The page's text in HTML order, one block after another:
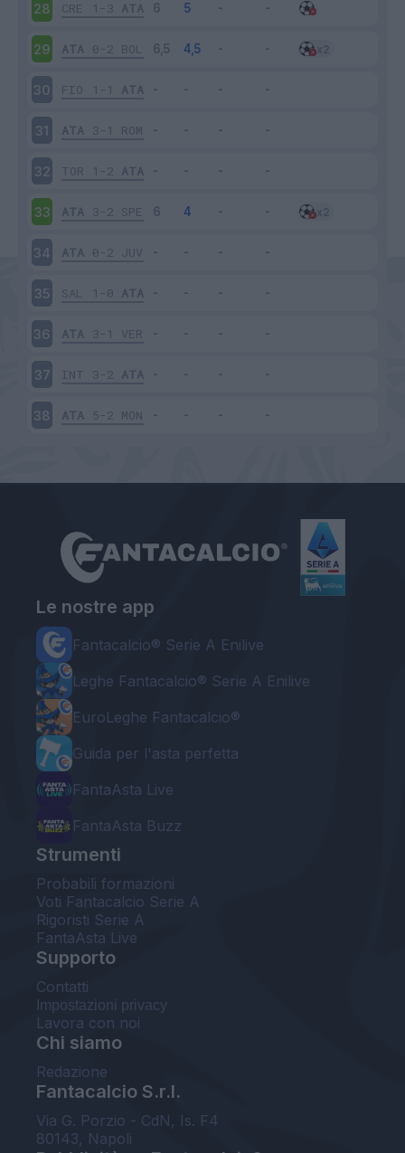
28 CRE 1-3 ATA
29 ATA 0-2 BOL
30 FIO 1-1 ATA
31 ATA 3-1 ROM
32 TOR 1-2 ATA
33 ATA 3-2 SPE
34 ATA 0-2 JUV
35 SAL 1-0 ATA
36 ATA 3-1 VER
37 INT 3-2 ATA
38 ATA 5-2 MON
Le nostre app
Fantacalcio® Serie A Enilive
Leghe Fantacalcio® Serie A Enilive
EuroLeghe Fantacalcio®
Guida per l'asta perfetta
FantaAsta Live
FantaAsta Buzz
Strumenti
Probabili formazioni
Voti Fantacalcio Serie A
Rigoristi Serie A
FantaAsta Live
Supporto
Contatti
Impostazioni privacy
Lavora con noi
Chi siamo
Redazione
Fantacalcio S.r.l.
Via G. Porzio - CdN, Is. F4
80143, Napoli